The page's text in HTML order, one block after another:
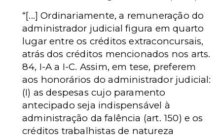
“[...] Ordinariamente, a remuneração do
administrador judicial figura em quarto
lugar entre os créditos extraconcursais,
atrás dos créditos mencionados nos arts.
84, I-A a I-C. Assim, em tese, preferem
aos honorários do administrador judicial:
(I) as despesas cujo paramento
antecipado seja indispensável à
administração da falência (art. 150) e os
créditos trabalhistas de natureza